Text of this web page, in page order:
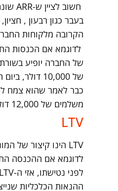
הקרובה מלקוחות
משלמים של 12,000 דולר ונוסיף לו את הלקוחות החדשים שחתמו והצטרפו ללקוחות הקיימים.
LTV
ההנאות הכלכליות